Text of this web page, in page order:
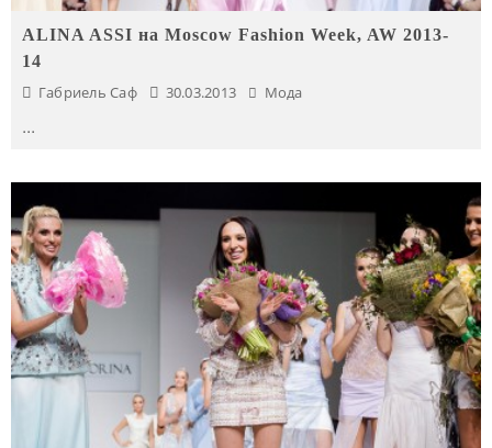
ALINA ASSI на Moscow Fashion Week, AW 2013-
14
Габриель Саф 30.03.2013 Мода
...